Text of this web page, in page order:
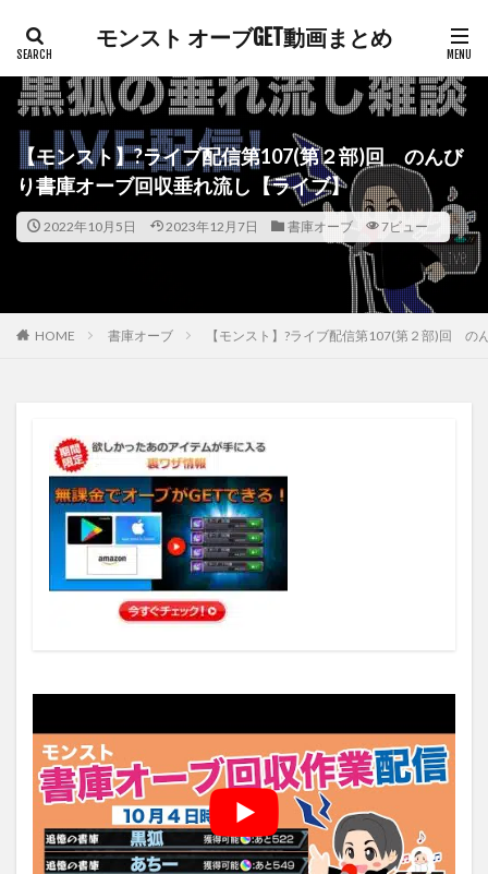
モンスト オーブGET動画まとめ
【モンスト】?ライブ配信第107(第２部)回 のんび
り書庫オーブ回収垂れ流し【ライブ】
2022年10月5日 2023年12月7日 書庫オーブ 7ビュー
HOME 書庫オーブ 【モンスト】?ライブ配信第107(第２部)回 の